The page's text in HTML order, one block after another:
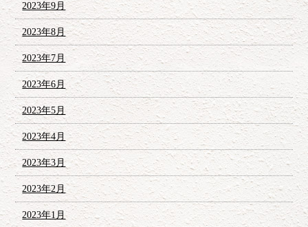
2023年9月
2023年8月
2023年7月
2023年6月
2023年5月
2023年4月
2023年3月
2023年2月
2023年1月